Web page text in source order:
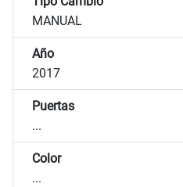
MANUAL
Año
2017
Puertas
...
Color
...